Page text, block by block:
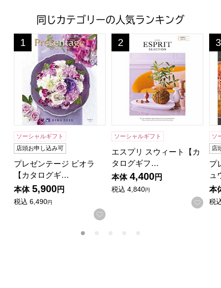
同じカテゴリーの人気ランキング
プレゼンテージ ビオラ【カタログギフト】【贈りものカ
1
位
ソーシャルギフト
店頭お申し込み可
プレゼンテージ ビオラ
【カタログギ…
本体 5,900円
税込 6,490円
お気に入りに登録する
エスプリ スウィート【カタ
2
位
ソーシャルギフト
エスプリ スウィート【カ
タログギフ…
本体 4,400円
税込 4,840円
お気
3
位
ソ
店
プ
ュ
本
税